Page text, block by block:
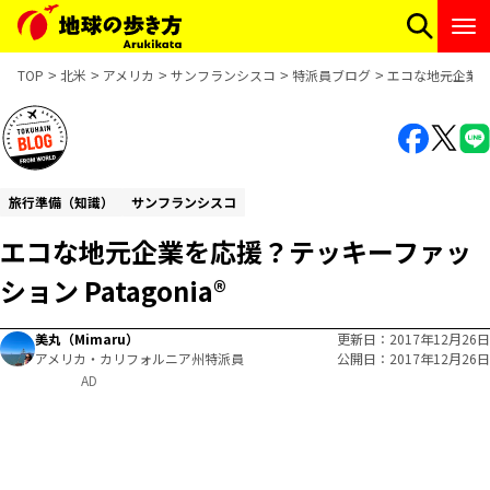
TOP 北米 アメリカ サンフランシスコ 特派員ブログ エコな地元企業
旅行準備（知識） サンフランシスコ
エコな地元企業を応援？テッキーファッ
ション Patagonia®
美丸（Mimaru）
アメリカ・カリフォルニア州特派員
更新日
2017年12月26日
公開日
2017年12月26日
AD